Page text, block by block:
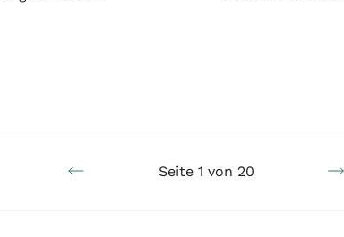
Seite 1 von 20